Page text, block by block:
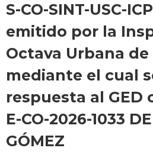
S-CO-SINT-USC-
emitido por la
Octava Urbana de
mediante el cual
respuesta al GED
E-CO-2026-1033
GÓMEZ